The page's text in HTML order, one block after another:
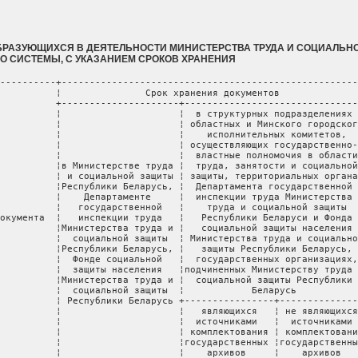
В ДЕЯТЕЛЬНОСТИ МИНИСТЕРСТВА ТРУДА И
СИСТЕМЫ, С УКАЗАНИЕМ СРОКОВ ХРАНЕНИЯ
социальной защиты Республики   ¦                     ¦
¦      ¦                           ¦  социальной защиты  ¦            Беларусь             ¦                     ¦
¦      ¦                           ¦ Республики Беларусь +----------------+----------------+                     ¦
¦      ¦                           ¦                     ¦   являющихся   ¦ не являющихся  ¦                     ¦
¦      ¦                           ¦                     ¦  источниками   ¦  источниками   ¦                     ¦
¦      ¦                           ¦                     ¦ комплектования ¦ комплектования ¦                     ¦
¦      ¦                           ¦                     ¦государственных ¦государственных ¦                     ¦
¦      ¦                           ¦                     ¦    архивов     ¦    архивов     ¦                     ¦
+------+---------------------------+---------------------+----------------+----------------+---------------------+
¦  1   ¦             2             ¦          3          ¦       4        ¦       5        ¦          6          ¦
+------+---------------------------+---------------------+----------------+----------------+---------------------+
¦                                                    РАЗДЕЛ I                                                    ¦
¦                                         ОРГАНИЗАЦИЯ СИСТЕМЫ УПРАВЛЕНИЯ                                         ¦
¦                                                                                                                ¦
¦                                                    ГЛАВА 1                                                     ¦
¦                                    РАСПОРЯДИТЕЛЬНАЯ ДЕЯТЕЛЬНОСТЬ И КОНТРОЛЬ                                    ¦
+------+---------------------------+---------------------+----------------+----------------+---------------------+
¦  1   ¦Законы Республики Беларусь ¦    До минования     ¦  До минования  ¦  До минования  ¦                     ¦
¦      ¦                           ¦     надобности      ¦   надобности   ¦   надобности   ¦                     ¦
+------+---------------------------+---------------------+----------------+----------------+---------------------+
¦  2   ¦Декреты, указы и           ¦    До минования     ¦  До минования  ¦  До минования  ¦                     ¦
¦      ¦распоряжения Президента    ¦     надобности      ¦   надобности   ¦   надобности   ¦                     ¦
¦      ¦Республики Беларусь,       ¦                     ¦                ¦                ¦                     ¦
¦      ¦распоряжения Главы         ¦                     ¦                ¦                ¦                     ¦
¦      ¦Администрации Президента   ¦                     ¦                ¦                ¦                     ¦
¦      ¦Республики Беларусь        ¦                     ¦                ¦                ¦                     ¦
+------+---------------------------+---------------------+----------------+----------------+---------------------+
¦  3   ¦Постановления,             ¦    До минования     ¦  До минования  ¦  До минования  ¦                     ¦
¦      ¦распоряжения Национального ¦     надобности      ¦   надобности   ¦   надобности   ¦                     ¦
¦      ¦собрания Республики        ¦                     ¦                ¦                ¦                     ¦
¦      ¦Беларусь, его палат и      ¦                     ¦                ¦                ¦                     ¦
¦      ¦постоянных комиссий        ¦                     ¦                ¦                ¦                     ¦
+------+---------------------------+---------------------+----------------+----------------+---------------------+
¦  4   ¦Постановления Совета       ¦    До минования     ¦  До минования  ¦  До минования  ¦                     ¦
¦      ¦Министров Республики       ¦     надобности      ¦   надобности   ¦   надобности   ¦                     ¦
¦      ¦Беларусь, распоряжения     ¦                     ¦                ¦                ¦                     ¦
¦      ¦Премьер-министра           ¦                     ¦                ¦                ¦                     ¦
¦      ¦Республики Беларусь,       ¦                     ¦                ¦                ¦                     ¦
¦      ¦постановления              ¦                     ¦                ¦                ¦                     ¦
¦      ¦республиканских органов    ¦                     ¦                ¦                ¦                     ¦
¦      ¦государственного           ¦                     ¦                ¦                ¦                     ¦
¦      ¦управления                 ¦                     ¦                ¦                ¦                     ¦
+------+---------------------------+---------------------+----------------+----------------+---------------------+
¦  5   ¦Решения, распоряжения      ¦    До минования     ¦  До минования  ¦  До минования  ¦                     ¦
¦      ¦местных Советов депутатов, ¦     надобности      ¦   надобности   ¦   надобности   ¦                     ¦
¦      ¦исполнительных и           ¦                     ¦                ¦                ¦                     ¦
¦      ¦распорядительных органов   ¦                     ¦                ¦                ¦                     ¦
+------+---------------------------+---------------------+----------------+----------------+---------------------+
¦  6   ¦Поручения Президента       ¦                     ¦                ¦                ¦                     ¦
¦      ¦Республики Беларусь,       ¦                     ¦                ¦                ¦                     ¦
¦      ¦Администрации Президента   ¦                     ¦                ¦                ¦                     ¦
¦